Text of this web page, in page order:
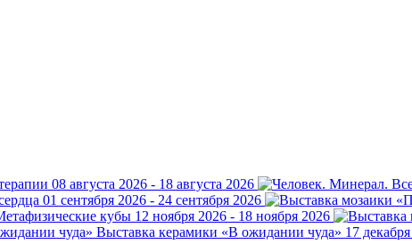
08 августа 2026 - 18 августа 2026
01 сентября 2026 - 24 сентября 2026
кубы 12 ноября 2026 - 18 ноября 2026
Выставка керамики «В ожидании чуда» 17